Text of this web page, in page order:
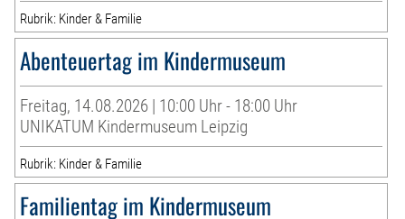
Rubrik: Kinder & Familie
Abenteuertag im Kindermuseum
Freitag, 14.08.2026 | 10:00 Uhr - 18:00 Uhr
UNIKATUM Kindermuseum Leipzig
Rubrik: Kinder & Familie
Familientag im Kindermuseum